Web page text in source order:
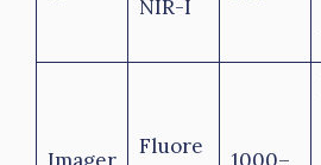
NIR-I
Fluore